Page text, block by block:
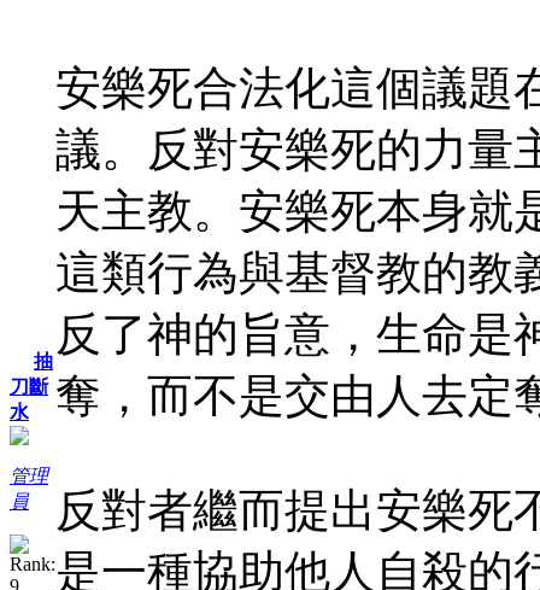
抽
刀斷
水
管理
員
安樂死合法化這個議題
議。反對安樂死的力量
天主教。安樂死本身就
這類行為與基督教的教
反了神的旨意，生命是
奪，而不是交由人去定
反對者繼而提出安樂死
是一種協助他人自殺的